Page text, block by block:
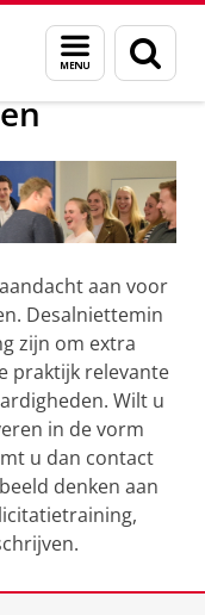
Menu
en
zoeken
uw werk of
aan voor
Desalniettemin
zijn om extra
praktijk relevante
Wilt u
in de vorm
u dan contact
denken aan